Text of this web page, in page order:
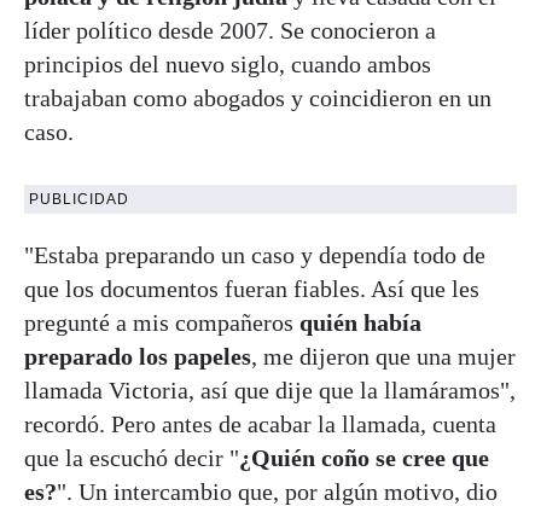
líder político desde 2007. Se conocieron a
principios del nuevo siglo, cuando ambos
trabajaban como abogados y coincidieron en un
caso.
PUBLICIDAD
"Estaba preparando un caso y dependía todo de
que los documentos fueran fiables. Así que les
pregunté a mis compañeros quién había
preparado los papeles, me dijeron que una mujer
llamada Victoria, así que dije que la llamáramos",
recordó. Pero antes de acabar la llamada, cuenta
que la escuchó decir "¿Quién coño se cree que
es?". Un intercambio que, por algún motivo, dio